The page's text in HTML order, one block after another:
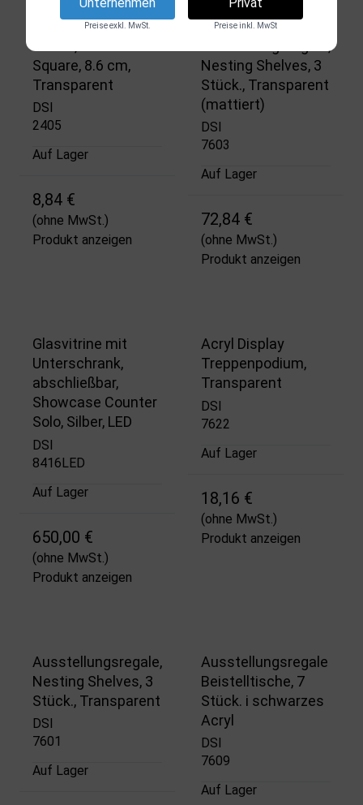
Square, 8.6 cm,
Transparent
DSI
2405
Auf Lager
8,84 €
(ohne MwSt.)
Produkt anzeigen
Nesting Shelves, 3
Stück., Transparent
(mattiert)
DSI
7603
Auf Lager
72,84 €
(ohne MwSt.)
Produkt anzeigen
Glasvitrine mit
Unterschrank,
abschließbar,
Showcase Counter
Solo, Silber, LED
DSI
8416LED
Auf Lager
650,00 €
(ohne MwSt.)
Produkt anzeigen
Acryl Display
Treppenpodium,
Transparent
DSI
7622
Auf Lager
18,16 €
(ohne MwSt.)
Produkt anzeigen
Ausstellungsregale,
Nesting Shelves, 3
Stück., Transparent
DSI
7601
Auf Lager
Ausstellungsregale
Beistelltische, 7
Stück. i schwarzes
Acryl
DSI
7609
Auf Lager
Preise exkl. MwSt. Preise inkl. MwSt